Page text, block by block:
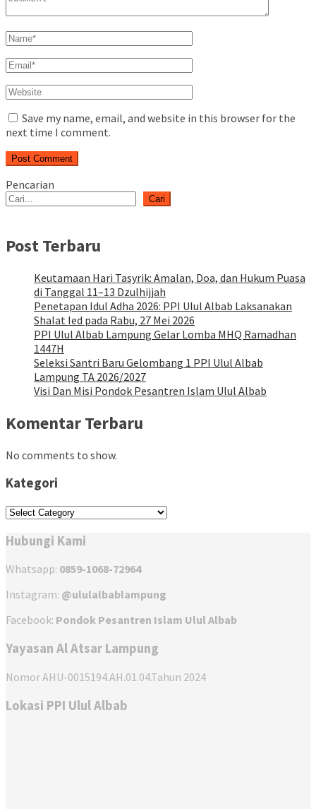
Save my name, email, and website in this browser for the
next time I comment.
Pencarian
Cari
Post Terbaru
Keutamaan Hari Tasyrik: Amalan, Doa, dan Hukum Puasa
di Tanggal 11–13 Dzulhijjah
Penetapan Idul Adha 2026: PPI Ulul Albab Laksanakan
Shalat Ied pada Rabu, 27 Mei 2026
PPI Ulul Albab Lampung Gelar Lomba MHQ Ramadhan
1447H
Seleksi Santri Baru Gelombang 1 PPI Ulul Albab
Lampung TA 2026/2027
Visi Dan Misi Pondok Pesantren Islam Ulul Albab
Komentar Terbaru
No comments to show.
Kategori
Kategori
Hubungi Kami
Whatsapp: 0859-1068-72964
Instagram: @ululalbablampung
Facebook: Pondok Pesantren Islam Ulul Albab
Yayasan Al Atsar Lampung
Nomor AHU-0015194.AH.01.04.Tahun 2024
Lokasi PPI Ulul Albab